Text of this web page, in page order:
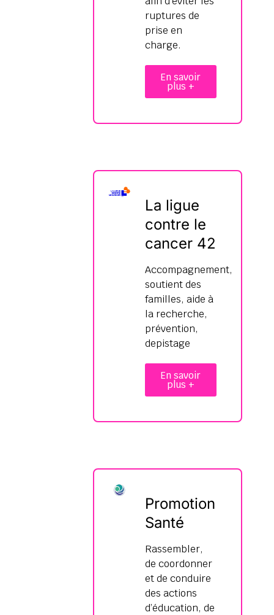
ruptures de
prise en
charge.
En savoir
plus +
La ligue
contre le
cancer 42
Accompagnement,
soutient des
familles, aide à
la recherche,
prévention,
depistage
En savoir
plus +
Promotion
Santé
Rassembler,
de coordonner
et de conduire
des actions
d’éducation, de